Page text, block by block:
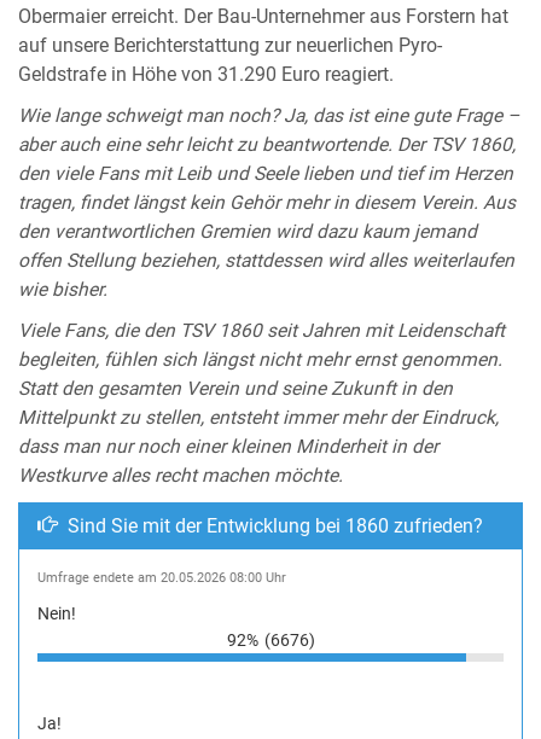
Obermaier erreicht. Der Bau-Unternehmer aus Forstern hat
auf unsere Berichterstattung zur neuerlichen Pyro-
Geldstrafe in Höhe von 31.290 Euro reagiert.
Wie lange schweigt man noch? Ja, das ist eine gute Frage –
aber auch eine sehr leicht zu beantwortende. Der TSV 1860,
den viele Fans mit Leib und Seele lieben und tief im Herzen
tragen, findet längst kein Gehör mehr in diesem Verein. Aus
den verantwortlichen Gremien wird dazu kaum jemand
offen Stellung beziehen, stattdessen wird alles weiterlaufen
wie bisher.
Viele Fans, die den TSV 1860 seit Jahren mit Leidenschaft
begleiten, fühlen sich längst nicht mehr ernst genommen.
Statt den gesamten Verein und seine Zukunft in den
Mittelpunkt zu stellen, entsteht immer mehr der Eindruck,
dass man nur noch einer kleinen Minderheit in der
Westkurve alles recht machen möchte.
Sind Sie mit der Entwicklung bei 1860 zufrieden?
Umfrage endete am 20.05.2026 08:00 Uhr
Nein!
92% (6676)
Ja!